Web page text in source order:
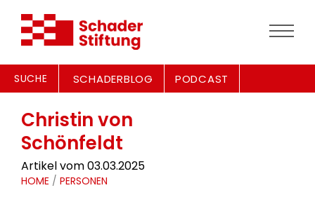
SUCHE SCHADERBLOG PODCAST
Christin von
Schönfeldt
Artikel vom 03.03.2025
HOME / PERSONEN